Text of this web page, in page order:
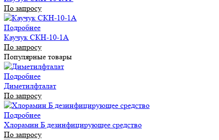
По запросу
Подробнее
Каучук СКН-10-1А
По запросу
Популярные товары
Подробнее
Диметилфталат
По запросу
Подробнее
Хлорамин Б дезинфицирующее средство
По запросу